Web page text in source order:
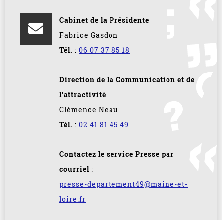
Cabinet de la Présidente
Fabrice Gasdon
Tél. : 06 07 37 85 18
Direction de la Communication et de
l'attractivité
Clémence Neau
Tél. : 02 41 81 45 49
Contactez le service Presse par
courriel :
presse-departement49@maine-et-
loire.fr